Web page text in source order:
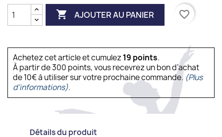
 AJOUTER AU PANIER favorite_border
Achetez cet article et cumulez 19 points.
À partir de 300 points, vous recevrez un bon d’achat
de 10€ à utiliser sur votre prochaine commande. (Plus
d'informations).
Détails du produit